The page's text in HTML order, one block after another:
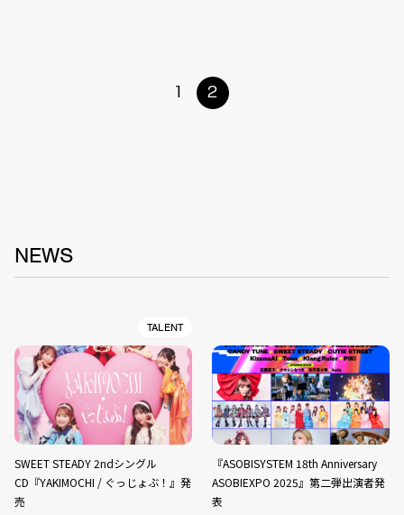
1 2
NEWS
TALENT
SWEET STEADY 2ndシングル
CD『YAKIMOCHI / ぐっじょぶ！』発
売
『ASOBISYSTEM 18th Anniversary
ASOBIEXPO 2025』第二弾出演者発
表